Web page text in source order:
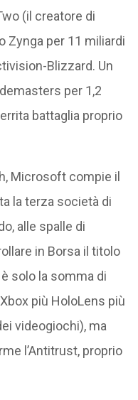
(il creatore di
Zynga per 11 miliardi
Blizzard. Un
per 1,2
battaglia proprio
Microsoft compie il
la terza società di
alle spalle di
in Borsa il titolo
solo la somma di
più HoloLens più
videogiochi), ma
l’Antitrust, proprio